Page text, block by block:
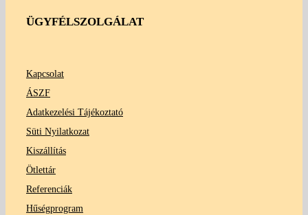
ÜGYFÉLSZOLGÁLAT
Kapcsolat
ÁSZF
Adatkezelési Tájékoztató
Süti Nyilatkozat
Kiszállítás
Ötlettár
Referenciák
Hűségprogram